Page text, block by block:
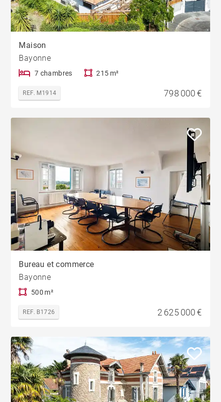
Maison
Bayonne
7 chambres 215 m²
REF. M1914 798 000 €
Bureau et commerce
Bayonne
500 m²
REF. B1726 2 625 000 €